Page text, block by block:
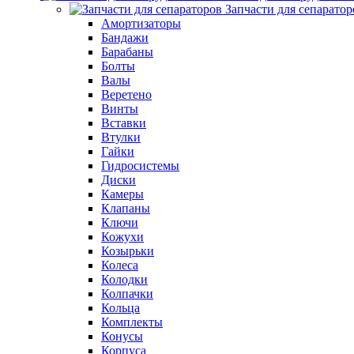
Запчасти для
Амортизаторы
Бандажи
Барабаны
Болты
Валы
Веретено
Винты
Вставки
Втулки
Гайки
Гидросистемы
Диски
Камеры
Клапаны
Ключи
Кожухи
Козырьки
Колеса
Колодки
Колпачки
Кольца
Комплекты
Конусы
Корпуса